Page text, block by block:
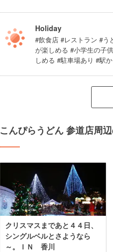
Holiday
#飲食店 #レストラン #う
が楽しめる #小学生の子
しめる #駐車場あり #駅
こんぴらうどん 参道店周
クリスマスまであと４４日、
シングルベルとさようなら
～。ＩＮ 香川